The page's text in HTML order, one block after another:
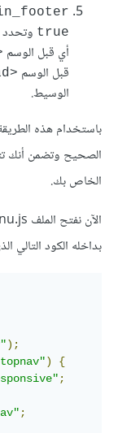
true وتحدد
أي قبل الوسم
قبل الوسم <‎/head>
الوسيط.
باستخدام هذه
الصحيح وتضمن أنك
الخاص بك.
بداخله الكود التالي
);
)
{
;
;